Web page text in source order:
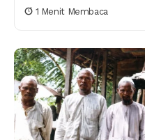
1 Menit Membaca